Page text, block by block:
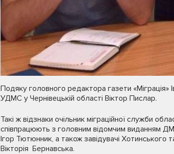
Подяку головного редактора газети «Міграція»
УДМС у Чернівецькій області Віктор Пислар.
Такі ж відзнаки очільник міграційної служби
співпрацюють з головним відомчим виданням
Ігор Тютюнник, а також завідувачі
Вікторія Бернавська.